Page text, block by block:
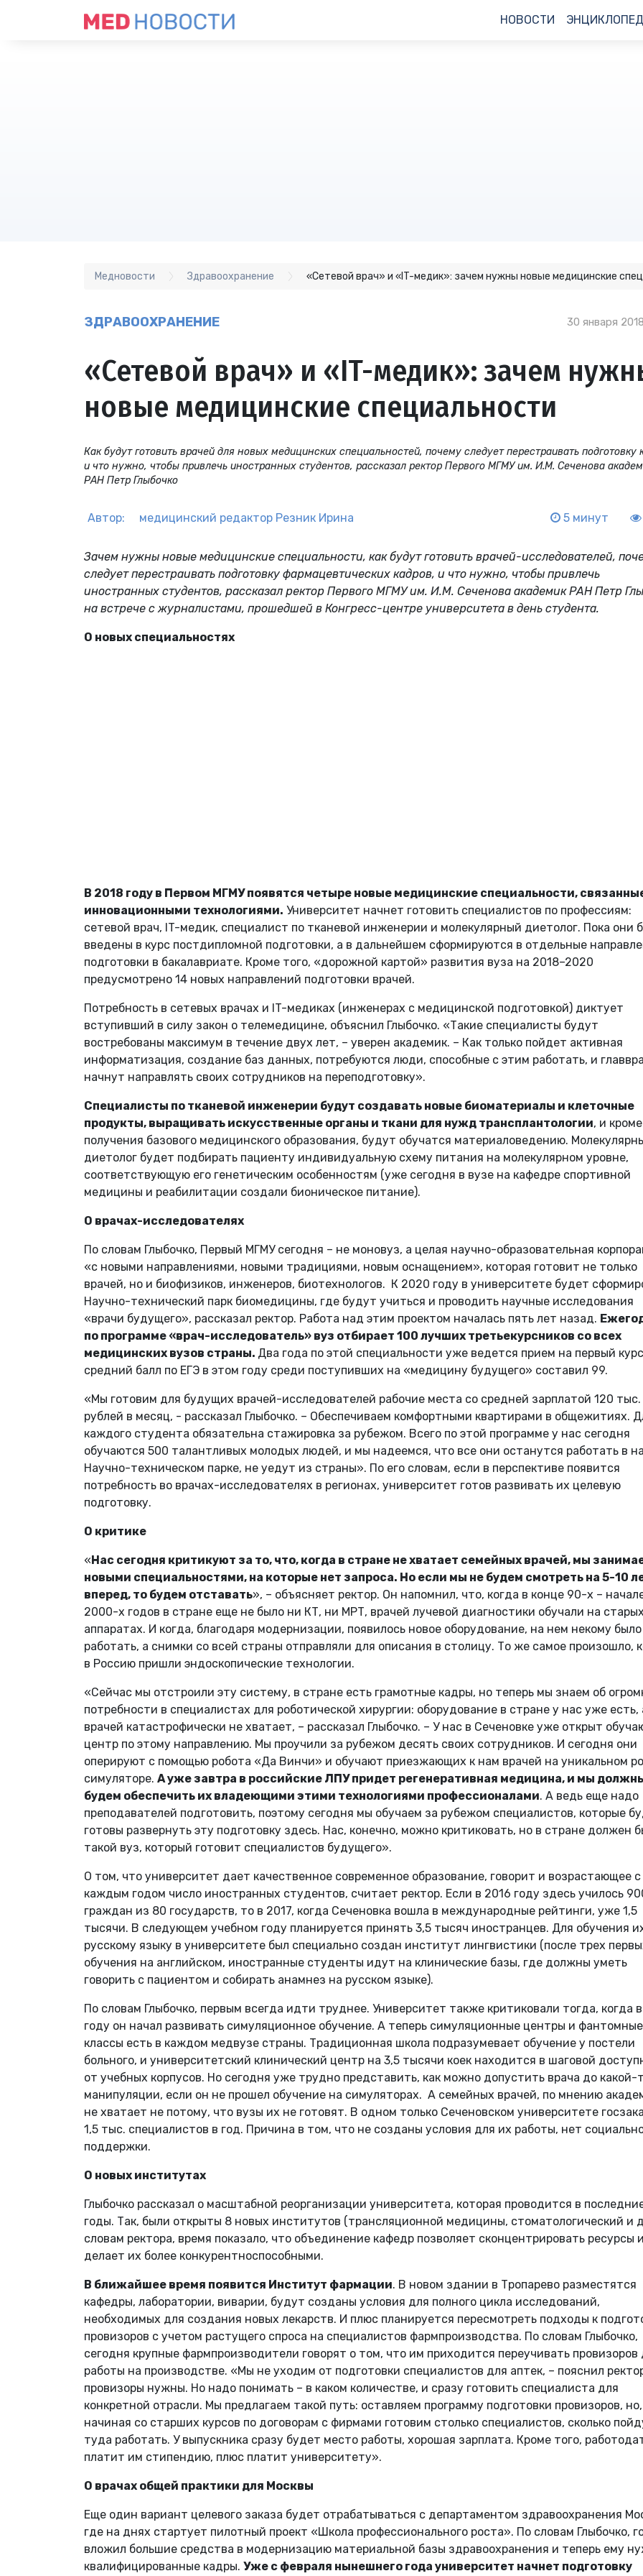
НОВОСТИ
Медновости Здравоохранение «Сетевой врач» и «IT-медик»: зачем нужны новые медицинские
ЗДРАВООХРАНЕНИЕ 30 января
«Сетевой врач» и «IT-медик»: зачем
новые медицинские специальности
Как будут готовить врачей для новых медицинских специальностей, почему следует перестраивать подготовку
и что нужно, чтобы привлечь иностранных студентов, рассказал ректор Первого МГМУ им. И.М. Сеченова
РАН Петр Глыбочко
Автор: медицинский редактор Резник Ирина 5 минут
Зачем нужны новые медицинские специальности, как будут готовить врачей-исследователей,
следует перестраивать подготовку фармацевтических кадров, и что нужно, чтобы привлечь
иностранных студентов, рассказал ректор Первого МГМУ им. И.М. Сеченова академик РАН Петр
на встрече с журналистами, прошедшей в Конгресс-центре университета в день студента.
О новых специальностях
В 2018 году в Первом МГМУ появятся четыре новые медицинские специальности,
инновационными технологиями. Университет начнет готовить специалистов по профессиям:
сетевой врач, IT-медик, специалист по тканевой инженерии и молекулярный диетолог. Пока они
введены в курс постдипломной подготовки, а в дальнейшем сформируются в отдельные
подготовки в бакалавриате. Кроме того, «дорожной картой» развития вуза на 2018–2020
предусмотрено 14 новых направлений подготовки врачей.
Потребность в сетевых врачах и IT-медиках (инженерах с медицинской подготовкой) диктует
вступивший в силу закон о телемедицине, объяснил Глыбочко. «Такие специалисты будут
востребованы максимум в течение двух лет, – уверен академик. – Как только пойдет активная
информатизация, создание баз данных, потребуются люди, способные с этим работать, и
начнут направлять своих сотрудников на переподготовку».
Специалисты по тканевой инженерии будут создавать новые биоматериалы и клеточные
продукты, выращивать искусственные органы и ткани для нужд трансплантологии, и кроме
получения базового медицинского образования, будут обучатся материаловедению.
диетолог будет подбирать пациенту индивидуальную схему питания на молекулярном уровне,
соответствующую его генетическим особенностям (уже сегодня в вузе на кафедре спортивной
медицины и реабилитации создали бионическое питание).
О врачах-исследователях
По словам Глыбочко, Первый МГМУ сегодня – не моновуз, а целая научно-образовательная
«с новыми направлениями, новыми традициями, новым оснащением», которая готовит не только
врачей, но и биофизиков, инженеров, биотехнологов. К 2020 году в университете будет
Научно-технический парк биомедицины, где будут учиться и проводить научные исследования
«врачи будущего», рассказал ректор. Работа над этим проектом началась пять лет назад.
по программе «врач-исследователь» вуз отбирает 100 лучших третьекурсников со всех
медицинских вузов страны. Два года по этой специальности уже ведется прием на первый
средний балл по ЕГЭ в этом году среди поступивших на «медицину будущего» составил 99.
«Мы готовим для будущих врачей-исследователей рабочие места со средней зарплатой 120 тыс.
рублей в месяц, - рассказал Глыбочко. – Обеспечиваем комфортными квартирами в общежитиях.
каждого студента обязательна стажировка за рубежом. Всего по этой программе у нас сегодня
обучаются 500 талантливых молодых людей, и мы надеемся, что все они останутся работать в
Научно-техническом парке, не уедут из страны». По его словам, если в перспективе появится
потребность во врачах-исследователях в регионах, университет готов развивать их целевую
подготовку.
О критике
« Нас сегодня критикуют за то, что, когда в стране не хватает семейных врачей, мы
новыми специальностями, на которые нет запроса. Но если мы не будем смотреть на 5-10
вперед, то будем отставать», – объясняет ректор. Он напомнил, что, когда в конце 90-х –
2000-х годов в стране еще не было ни КТ, ни МРТ, врачей лучевой диагностики обучали на старых
аппаратах. И когда, благодаря модернизации, появилось новое оборудование, на нем некому было
работать, а снимки со всей страны отправляли для описания в столицу. То же самое произошло,
в Россию пришли эндоскопические технологии.
«Сейчас мы отстроили эту систему, в стране есть грамотные кадры, но теперь мы знаем об
потребности в специалистах для роботической хирургии: оборудование в стране у нас уже есть,
врачей катастрофически не хватает, – рассказал Глыбочко. – У нас в Сеченовке уже открыт
центр по этому направлению. Мы проучили за рубежом десять своих сотрудников. И сегодня они
оперируют с помощью робота «Да Винчи» и обучают приезжающих к нам врачей на уникальном
симуляторе. А уже завтра в российские ЛПУ придет регенеративная медицина, и мы
будем обеспечить их владеющими этими технологиями профессионалами. А ведь еще надо
преподавателей подготовить, поэтому сегодня мы обучаем за рубежом специалистов, которые
готовы развернуть эту подготовку здесь. Нас, конечно, можно критиковать, но в стране должен
такой вуз, который готовит специалистов будущего».
О том, что университет дает качественное современное образование, говорит и возрастающее с
каждым годом число иностранных студентов, считает ректор. Если в 2016 году здесь училось
граждан из 80 государств, то в 2017, когда Сеченовка вошла в международные рейтинги, уже 1,5
тысячи. В следующем учебном году планируется принять 3,5 тысяч иностранцев. Для обучения
русскому языку в университете был специально создан институт лингвистики (после трех
обучения на английском, иностранные студенты идут на клинические базы, где должны уметь
говорить с пациентом и собирать анамнез на русском языке).
По словам Глыбочко, первым всегда идти труднее. Университет также критиковали тогда, когда
году он начал развивать симуляционное обучение. А теперь симуляционные центры и фантомные
классы есть в каждом медвузе страны. Традиционная школа подразумевает обучение у постели
больного, и университетский клинический центр на 3,5 тысячи коек находится в шаговой
от учебных корпусов. Но сегодня уже трудно представить, как можно допустить врача до какой-
манипуляции, если он не прошел обучение на симуляторах. А семейных врачей, по мнению
не хватает не потому, что вузы их не готовят. В одном только Сеченовском университете
1,5 тыс. специалистов в год. Причина в том, что не созданы условия для их работы, нет
поддержки.
О новых институтах
Глыбочко рассказал о масштабной реорганизации университета, которая проводится в
годы. Так, были открыты 8 новых институтов (трансляционной медицины, стоматологический и
словам ректора, время показало, что объединение кафедр позволяет сконцентрировать ресурсы и
делает их более конкурентноспособными.
В ближайшее время появится Институт фармации. В новом здании в Тропарево разместятся
кафедры, лаборатории, виварии, будут созданы условия для полного цикла исследований,
необходимых для создания новых лекарств. И плюс планируется пересмотреть подходы к
провизоров с учетом растущего спроса на специалистов фармпроизводства. По словам Глыбочко,
сегодня крупные фармпроизводители говорят о том, что им приходится переучивать провизоров
работы на производстве. «Мы не уходим от подготовки специалистов для аптек, – пояснил
провизоры нужны. Но надо понимать – в каком количестве, и сразу готовить специалиста для
конкретной отрасли. Мы предлагаем такой путь: оставляем программу подготовки провизоров, но,
начиная со старших курсов по договорам с фирмами готовим столько специалистов, сколько
туда работать. У выпускника сразу будет место работы, хорошая зарплата. Кроме того,
платит им стипендию, плюс платит университету».
О врачах общей практики для Москвы
Еще один вариант целевого заказа будет отрабатываться с департаментом здравоохранения
где на днях стартует пилотный проект «Школа профессионального роста». По словам Глыбочко,
вложил большие средства в модернизацию материальной базы здравоохранения и теперь ему
квалифицированные кадры. Уже с февраля нынешнего года университет начнет подготовку